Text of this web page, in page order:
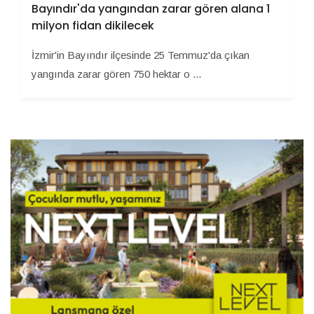
Bayındır'da yangından zarar gören alana 1
milyon fidan dikilecek
İzmir'in Bayındır ilçesinde 25 Temmuz'da çıkan
yangında zarar gören 750 hektar o ...